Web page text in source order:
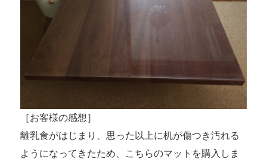
［お客様の感想］
離乳食がはじまり、思った以上に机が傷つき汚れる
ようになってきたため、こちらのマットを購入しま